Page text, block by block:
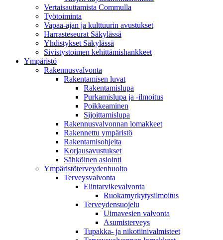
Vertaisauttamista Commulla
Työtoiminta
Vapaa-ajan ja kulttuurin avustukset
Harrasteseurat Säkylässä
Yhdistykset Säkylässä
Sivistystoimen kehittämishankkeet
Ympä­ristö
Rakennusvalvonta
Rakentamisen luvat
Rakentamislupa
Purkamislupa ja -ilmoitus
Poikkeaminen
Sijoittamislupa
Rakennusvalvonnan lomakkeet
Rakennettu ympäristö
Rakentamisohjeita
Korjausavustukset
Sähköinen asiointi
Ympäristöterveydenhuolto
Terveysvalvonta
Elintarvikevalvonta
Ruokamyrkytysilmoitus
Terveydensuojelu
Uimavesien valvonta
Asumisterveys
Tupakka- ja nikotiinivalmisteet